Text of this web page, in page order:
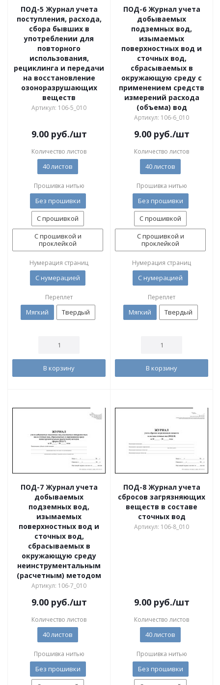
ПОД-5 Журнал учета
поступления, расхода,
сбора бывших в
употреблении для
повторного
использования,
рециклинга и передачи
на восстановление
озоноразрушающих
веществ
Артикул: 106-5_010
9.00руб./шт
Количество листов
40 листов
Прошивка нитью
Без прошивки
С прошивкой
С прошивкой и
проклейкой
Нумерация страниц
С нумерацией
Переплет
Мягкий Твердый
В корзину
ПОД-6 Журнал учета
добываемых
подземных вод,
изымаемых
поверхностных вод и
сточных вод,
сбрасываемых в
окружающую среду с
применением средств
измерений расхода
(объема) вод
Артикул: 106-6_010
9.00руб./шт
Количество листов
40 листов
Прошивка нитью
Без прошивки
С прошивкой
С прошивкой и
проклейкой
Нумерация страниц
С нумерацией
Переплет
Мягкий Твердый
В корзину
ПОД-7 Журнал учета
добываемых
подземных вод,
изымаемых
поверхностных вод и
сточных вод,
сбрасываемых в
окружающую среду
неинструментальным
(расчетным) методом
Артикул: 106-7_010
9.00руб./шт
Количество листов
40 листов
Прошивка нитью
Без прошивки
ПОД-8 Журнал учета
сбросов загрязняющих
веществ в составе
сточных вод
Артикул: 106-8_010
9.00руб./шт
Количество листов
40 листов
Прошивка нитью
Без прошивки